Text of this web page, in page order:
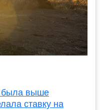
была выше
ставку на